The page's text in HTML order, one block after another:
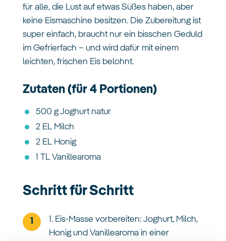
für alle, die Lust auf etwas Süßes haben, aber
keine Eismaschine besitzen. Die Zubereitung ist
super einfach, braucht nur ein bisschen Geduld
im Gefrierfach – und wird dafür mit einem
leichten, frischen Eis belohnt.
Zutaten (für 4 Portionen)
500 g Joghurt natur
2 EL Milch
2 EL Honig
1 TL Vanillearoma
Schritt für Schritt
1. Eis-Masse vorbereiten: Joghurt, Milch,
Honig und Vanillearoma in einer